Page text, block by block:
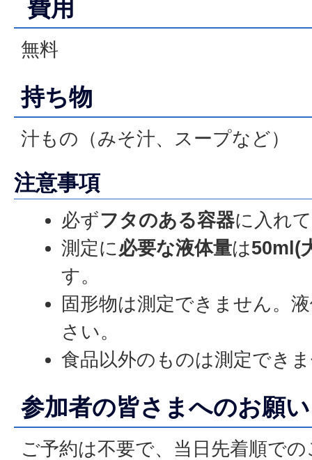
費用
無料
持ち物
汁もの（みそ汁、スープなど）
注意事項
必ずフタのある容器に入れ
測定に必要な液体量は50ml(
す。
固形物は測定できません。
さい。
食品以外のものは測定でき
参加者の皆さまへのお願い
ご予約は不要で、当日先着順で